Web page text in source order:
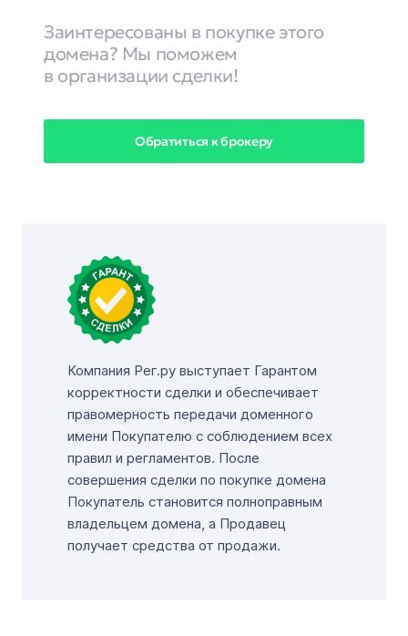
Заинтересованы в покупке этого
домена? Мы поможем
в организации сделки!
Обратиться к брокеру
Компания Рег.ру выступает Гарантом
корректности сделки и обеспечивает
правомерность передачи доменного
имени Покупателю с соблюдением всех
правил и регламентов. После
совершения сделки по покупке домена
Покупатель становится полноправным
владельцем домена, а Продавец
получает средства от продажи.